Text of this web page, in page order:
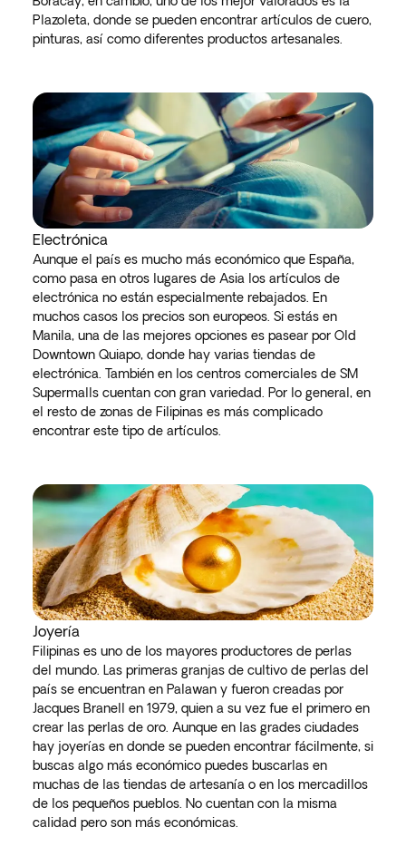
Plazoleta, donde se pueden encontrar artículos de cuero,
pinturas, así como diferentes productos artesanales.
Electrónica
Aunque el país es mucho más económico que España,
como pasa en otros lugares de Asia los artículos de
electrónica no están especialmente rebajados. En
muchos casos los precios son europeos. Si estás en
Manila, una de las mejores opciones es pasear por Old
Downtown Quiapo, donde hay varias tiendas de
electrónica. También en los centros comerciales de SM
Supermalls cuentan con gran variedad. Por lo general, en
el resto de zonas de Filipinas es más complicado
encontrar este tipo de artículos.
Joyería
Filipinas es uno de los mayores productores de perlas
del mundo. Las primeras granjas de cultivo de perlas del
país se encuentran en Palawan y fueron creadas por
Jacques Branell en 1979, quien a su vez fue el primero en
crear las perlas de oro. Aunque en las grades ciudades
hay joyerías en donde se pueden encontrar fácilmente, si
buscas algo más económico puedes buscarlas en
muchas de las tiendas de artesanía o en los mercadillos
de los pequeños pueblos. No cuentan con la misma
calidad pero son más económicas.